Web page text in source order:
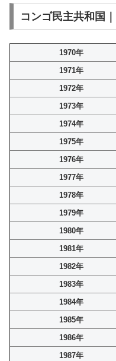
コンゴ民主共和国
1970年
1971年
1972年
1973年
1974年
1975年
1976年
1977年
1978年
1979年
1980年
1981年
1982年
1983年
1984年
1985年
1986年
1987年